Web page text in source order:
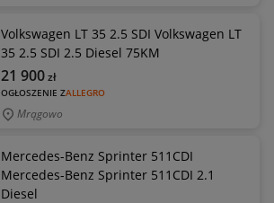
Volkswagen LT 35 2.5 SDI Volkswagen LT
35 2.5 SDI 2.5 Diesel 75KM
OGŁOSZENIE ZALLEGRO
21 900zł
Mrągowo
Mercedes-Benz Sprinter 511CDI
Mercedes-Benz Sprinter 511CDI 2.1
Diesel